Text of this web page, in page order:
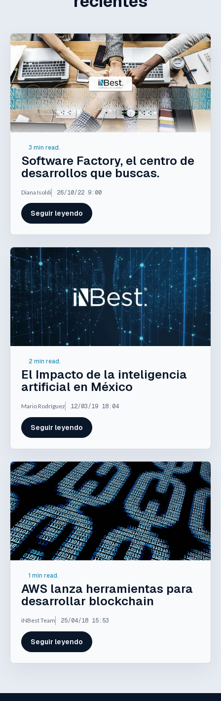
3 min read.
Software Factory, el centro de
desarrollos que buscas.
Diana Isoldi 26/10/22 9:00
Seguir leyendo
2 min read.
El Impacto de la inteligencia
artificial en México
Mario Rodríguez 12/03/19 18:04
Seguir leyendo
1 min read.
AWS lanza herramientas para
desarrollar blockchain
iNBest Team 25/04/18 15:53
Seguir leyendo